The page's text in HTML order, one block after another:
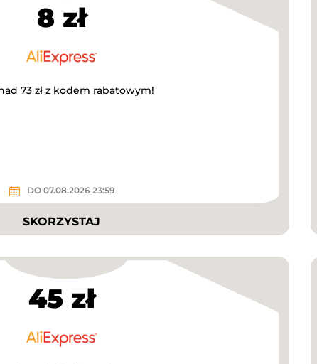
8 zł
73 zł z kodem rabatowym!
DO 07.08.2026 23:59
SKORZYSTAJ
45 zł